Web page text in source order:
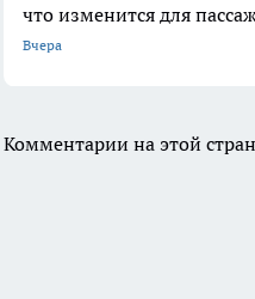
что изменится для
Вчера
Комментарии на этой